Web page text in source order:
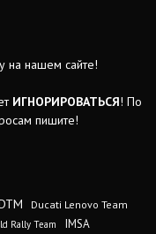
на нашем сайте!
ИГНОРИРОВАТЬСЯ! По
пишите!
Ducati Lenovo Team
Rally Team IMSA